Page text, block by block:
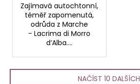
Zajímavá autochtonní,
téměř zapomenutá,
odrůda z Marche
- Lacrima di Morro
d’Alba....
NAČÍST 10 DALŠÍCH